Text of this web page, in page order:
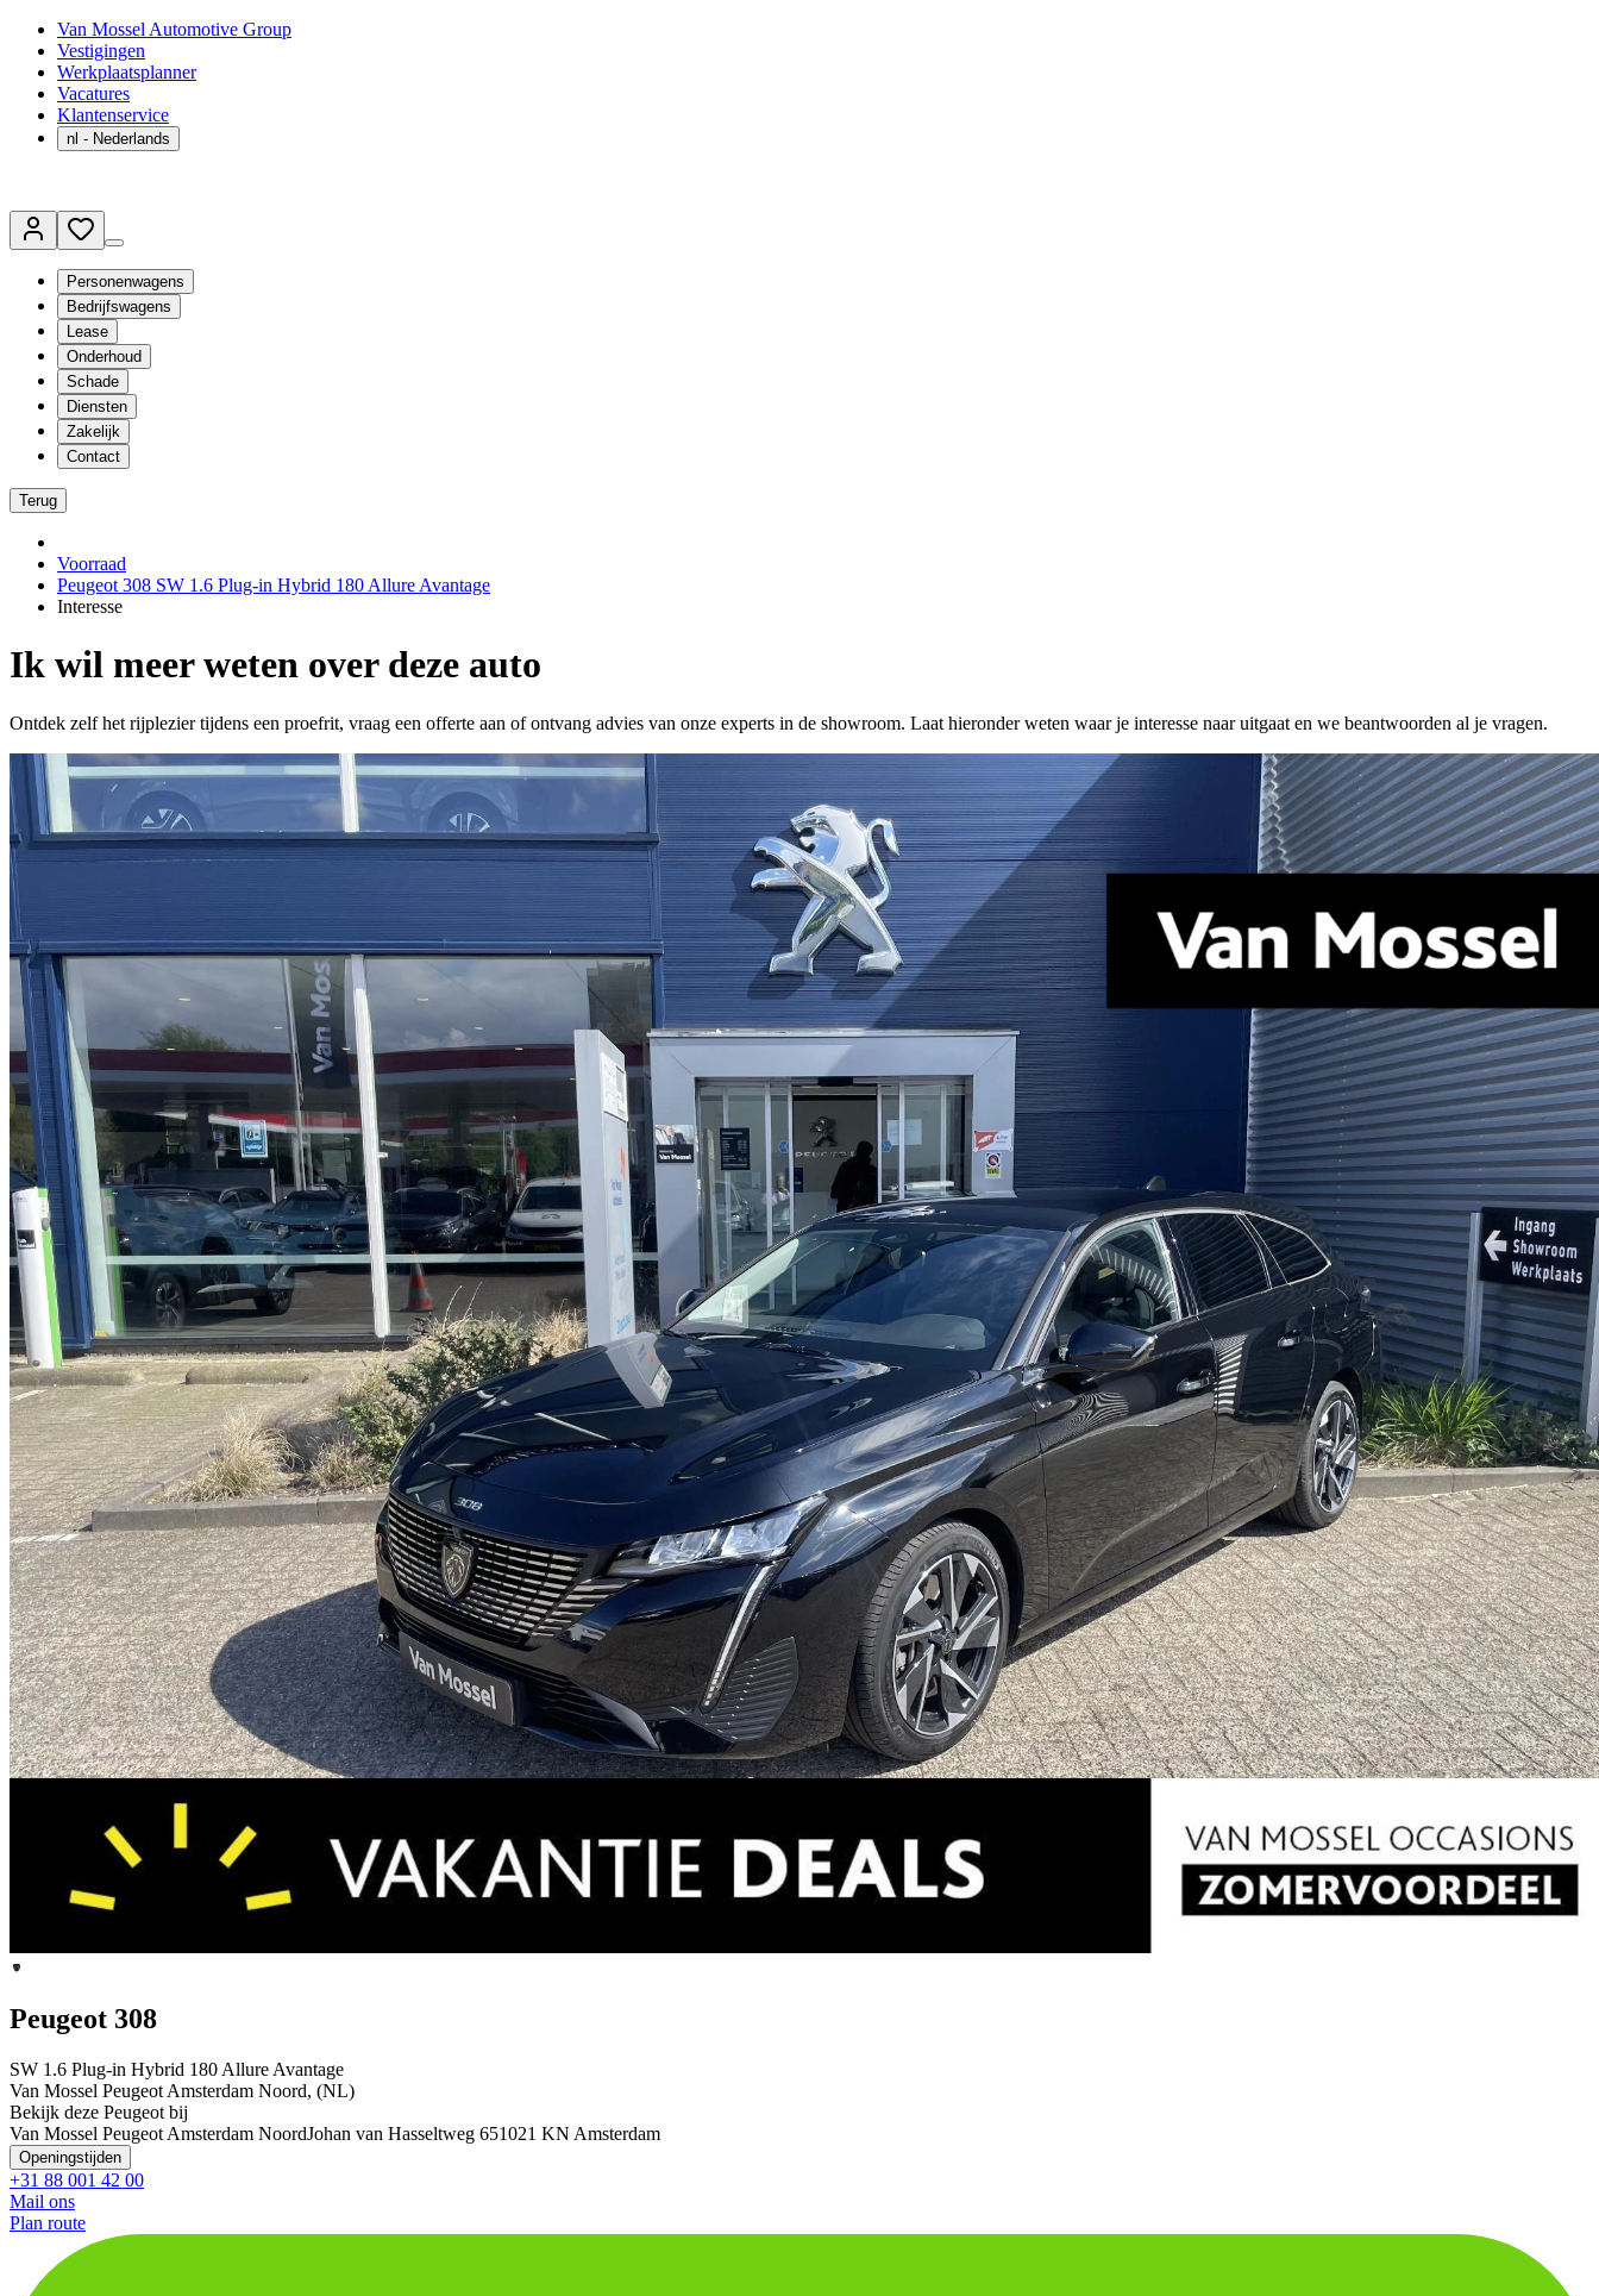
Van Mossel Automotive Group
Vestigingen
Werkplaatsplanner
Vacatures
Klantenservice
nl - Nederlands
Personenwagens
Bedrijfswagens
Lease
Onderhoud
Schade
Diensten
Zakelijk
Contact
Terug
Voorraad
Peugeot 308 SW 1.6 Plug-in Hybrid 180 Allure Avantage
Interesse
Ik wil meer weten over deze auto
Ontdek zelf het rijplezier tijdens een proefrit, vraag een offerte aan of ontvang advies van onze experts in de showroom. Laat hieronder weten waar je interesse naar uitgaat en we beantwoorden al je vragen.
Peugeot 308
SW 1.6 Plug-in Hybrid 180 Allure Avantage
Van Mossel Peugeot Amsterdam Noord, (NL)
Bekijk deze Peugeot bij
Van Mossel Peugeot Amsterdam NoordJohan van Hasseltweg 651021 KN Amsterdam
Openingstijden
+31 88 001 42 00
Mail ons
Plan route